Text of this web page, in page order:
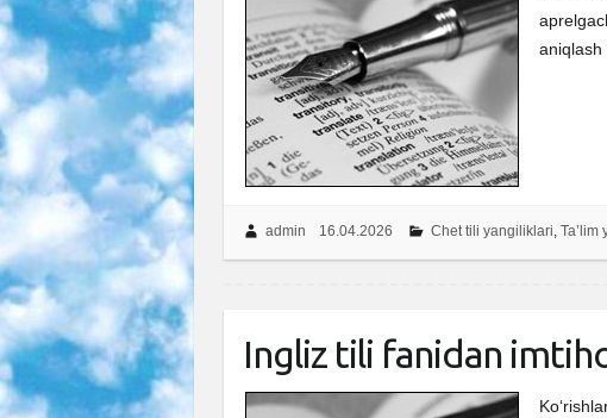
aniqlash
admin 16.04.2026 Chet tili yangiliklari, Ta’lim
Ingliz tili fanidan